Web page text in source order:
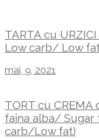
TARTA cu
Low carb/ Low
mai, 9, 2021
TORT cu CREMA
faina alba/
carb/Low fat)